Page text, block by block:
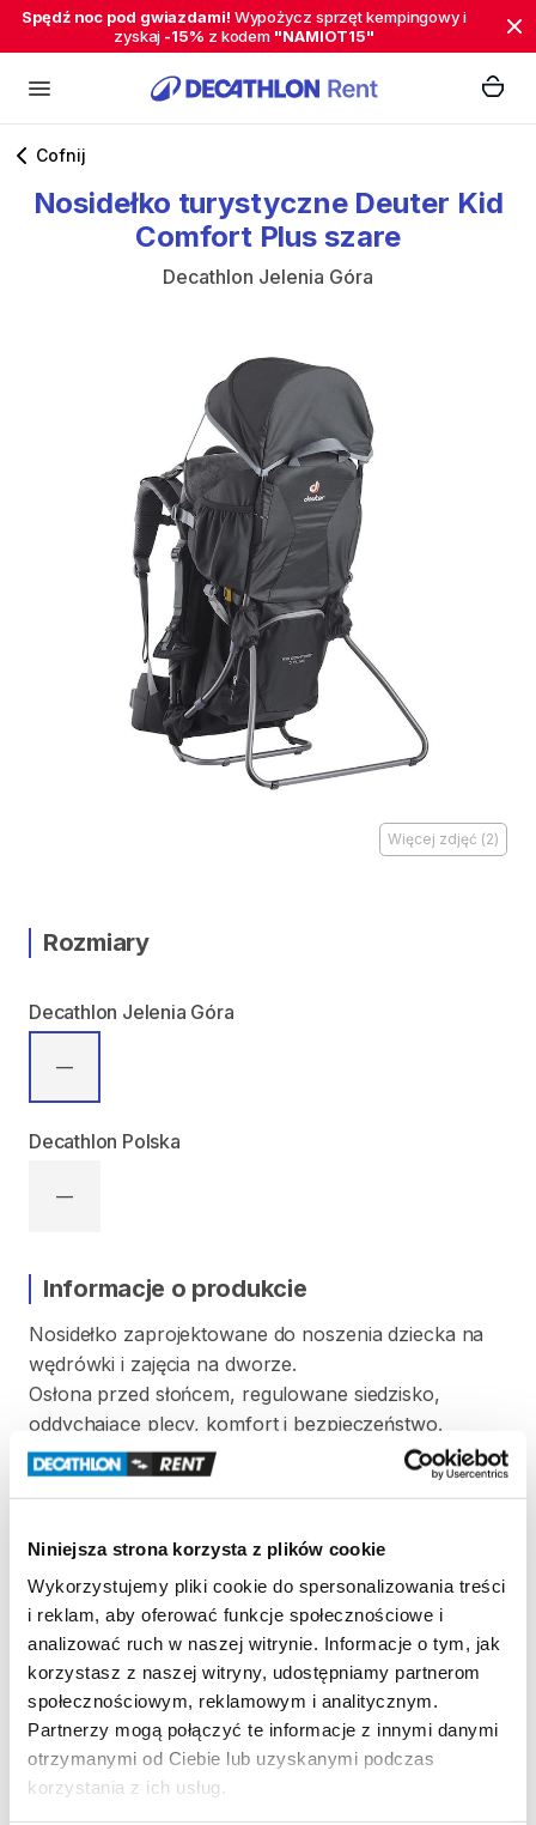
Niniejsza strona korzysta z plików cookie
Wykorzystujemy pliki cookie do spersonalizowania treści
i reklam, aby oferować funkcje społecznościowe i
analizować ruch w naszej witrynie. Informacje o tym, jak
korzystasz z naszej witryny, udostępniamy partnerom
społecznościowym, reklamowym i analitycznym.
Partnerzy mogą połączyć te informacje z innymi danymi
otrzymanymi od Ciebie lub uzyskanymi podczas
korzystania z ich usług.
Spędź noc pod gwiazdami! Wypożycz sprzęt kempingowy i
zyskaj -15% z kodem "NAMIOT15"
Cofnij
Nosidełko turystyczne Deuter Kid
Comfort Plus szare
Decathlon Jelenia Góra
Więcej zdjęć (2)
Rozmiary
Decathlon Jelenia Góra
—
Decathlon Polska
—
Informacje o produkcie
Nosidełko zaprojektowane do noszenia dziecka na
wędrówki i zajęcia na dworze.
Osłona przed słońcem​,​ regulowane siedzisko​,​
oddychające plecy​,​ komfort i bezpieczeństwo.
Maksymalna waga dziecka:
Strona produktu w sklepie
Zasady wypożyczenia
REGULAMIN
Regulamin wypożyczalni